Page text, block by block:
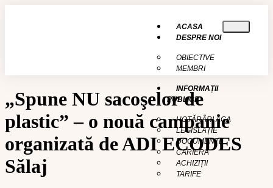
ACASA
DESPRE NOI
OBIECTIVE
MEMBRI
INFORMAȚII
PUBLICE
HOTĂRÂRI AGA
LEGISLAȚIE
DOCUMENTE
CARIERĂ
ACHIZIȚII
TARIFE
„Spune NU sacoşelor de
plastic” – o nouă campanie
organizată de ADI ECODES
Sălaj